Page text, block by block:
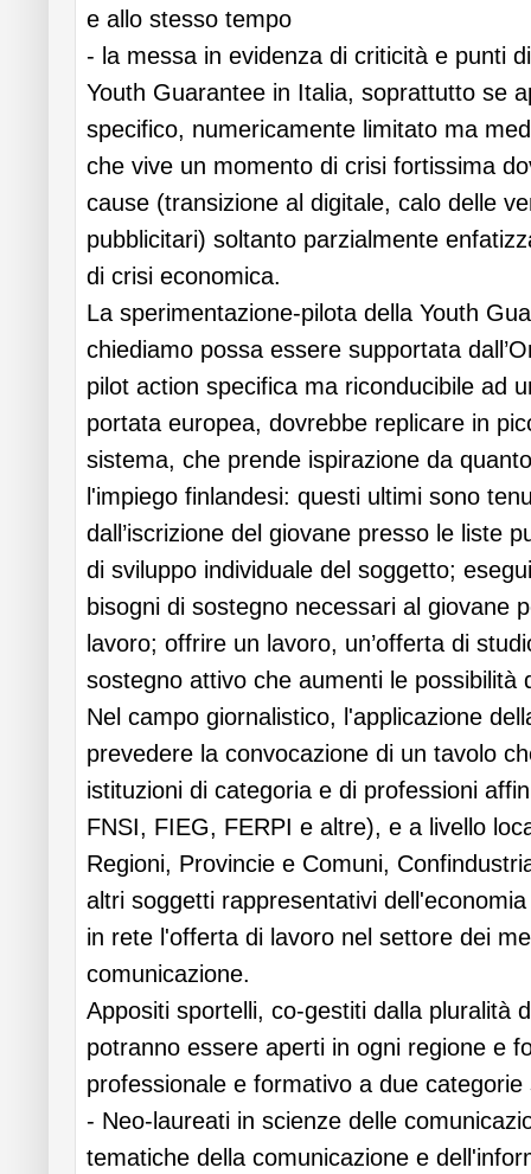
e allo stesso tempo
- la messa in evidenza di criticità e punti
Youth Guarantee in Italia, soprattutto se
specifico, numericamente limitato ma
che vive un momento di crisi fortissima
cause (transizione al digitale, calo delle
pubblicitari) soltanto parzialmente
di crisi economica.
La sperimentazione-pilota della Youth
chiediamo possa essere supportata
pilot action specifica ma riconducibile ad
portata europea, dovrebbe replicare in
sistema, che prende ispirazione da
l'impiego finlandesi: questi ultimi sono
dall’iscrizione del giovane presso le liste
di sviluppo individuale del soggetto;
bisogni di sostegno necessari al giovane
lavoro; offrire un lavoro, un’offerta di
sostegno attivo che aumenti le possibilità
Nel campo giornalistico, l'applicazione
prevedere la convocazione di un tavolo
istituzioni di categoria e di professioni
FNSI, FIEG, FERPI e altre), e a livello
Regioni, Provincie e Comuni,
altri soggetti rappresentativi
in rete l'offerta di lavoro nel settore dei
comunicazione.
Appositi sportelli, co-gestiti dalla pluralità
potranno essere aperti in ogni regione e
professionale e formativo a due categorie
- Neo-laureati in scienze delle
tematiche della comunicazione e